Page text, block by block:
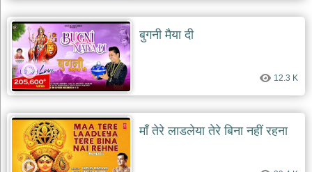
बुगनी मैया दी
12.3 K
माँ तेरे लाडलेया तेरे बिना नहीं रहना